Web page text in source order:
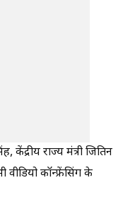
केंद्रीय राज्य मंत्री जितिन
वीडियो कॉन्फ्रेंसिंग के